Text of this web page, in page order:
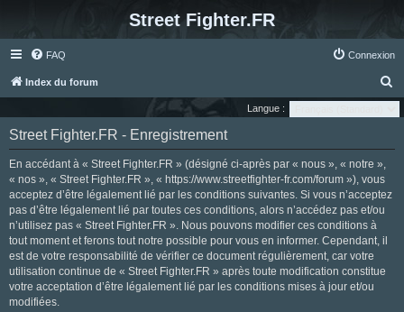
Street Fighter.FR
FAQ Connexion
Index du forum
e
Langue :
Street Fighter.FR - Enregistrement
En accédant à « Street Fighter.FR » (désigné ci-après par « nous », « notre »,
« nos », « Street Fighter.FR », « https://www.streetfighter-fr.com/forum »), vous
acceptez d’être légalement lié par les conditions suivantes. Si vous n’acceptez
pas d’être légalement lié par toutes ces conditions, alors n’accédez pas et/ou
n’utilisez pas « Street Fighter.FR ». Nous pouvons modifier ces conditions à
tout moment et ferons tout notre possible pour vous en informer. Cependant, il
est de votre responsabilité de vérifier ce document régulièrement, car votre
utilisation continue de « Street Fighter.FR » après toute modification constitue
votre acceptation d’être légalement lié par les conditions mises à jour et/ou
modifiées.